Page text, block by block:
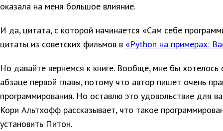
оказала на меня большое влияние.
И да, цитата, с которой начинается «Сам себе
цитаты из советских фильмов в «Python на примерах:
Но давайте вернемся к книге. Вообще, мне бы
абзаце первой главы, потому что автор пишет очень
программирования. Но оставлю это удовольствие для
Кори Альтхофф рассказывает, что такое
установить Питон.